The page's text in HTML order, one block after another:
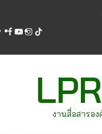
content
facebook
youtube
instagram
tiktok
งานสื่อสารอ